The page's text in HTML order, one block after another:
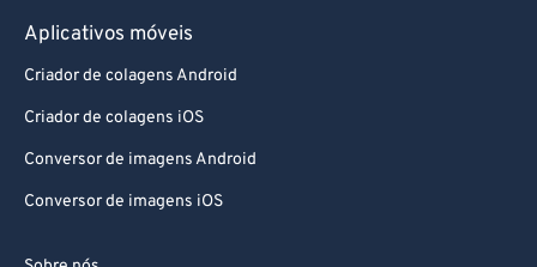
Aplicativos móveis
Criador de colagens Android
Criador de colagens iOS
Conversor de imagens Android
Conversor de imagens iOS